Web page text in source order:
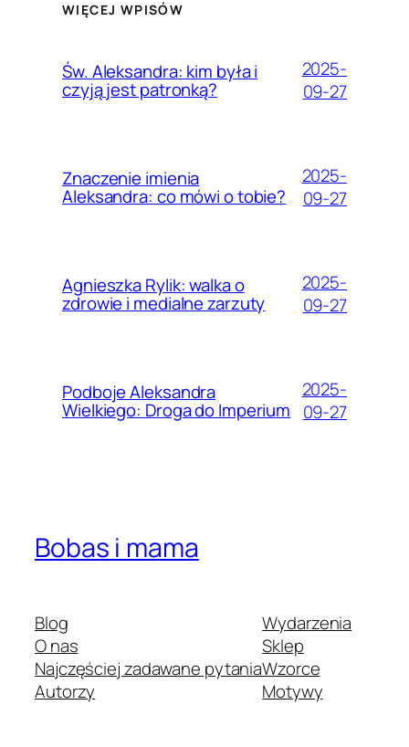
WIĘCEJ WPISÓW
Św. Aleksandra: kim była i
czyją jest patronką?
2025-
09-27
Znaczenie imienia
Aleksandra: co mówi o tobie?
2025-
09-27
Agnieszka Rylik: walka o
zdrowie i medialne zarzuty
2025-
09-27
Podboje Aleksandra
Wielkiego: Droga do Imperium
2025-
09-27
Bobas i mama
Blog
O nas
Najczęściej zadawane pytania
Autorzy
Wydarzenia
Sklep
Wzorce
Motywy